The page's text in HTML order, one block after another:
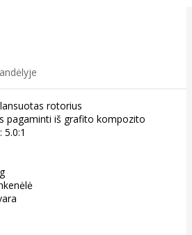
rotorius
pagaminti iš grafito kompozito